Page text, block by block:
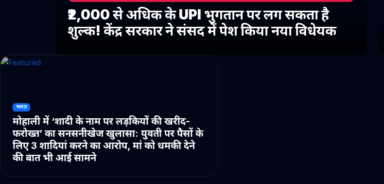
₹2,000 से अधिक के UPI भुगतान पर लग सकता है
शुल्क! केंद्र सरकार ने संसद में पेश किया नया विधेयक
भारत
मोहाली में ‘शादी के नाम पर लड़कियों की खरीद-
फरोख्त’ का सनसनीखेज खुलासा: युवती पर पैसों के
लिए 3 शादियां करने का आरोप, मां को धमकी देने
की बात भी आई सामने